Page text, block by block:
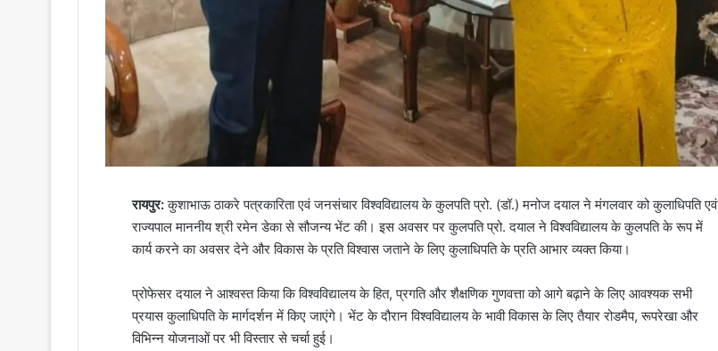
रायपुर:कुशाभाऊ ठाकरे पत्रकारिता एवं जनसंचार विश्वविद्यालय के कुलपति प्रो. (डॉ.) मनोज दयाल ने मंगलवार को कुलाधिपति एवं
राज्यपाल माननीय श्री रमेन डेका से सौजन्य भेंट की। इस अवसर पर कुलपति प्रो. दयाल ने विश्वविद्यालय के कुलपति के रूप में
कार्य करने का अवसर देने और विकास के प्रति विश्वास जताने के लिए कुलाधिपति के प्रति आभार व्यक्त किया।
प्रोफेसर दयाल ने आश्वस्त किया कि विश्वविद्यालय के हित, प्रगति और शैक्षणिक गुणवत्ता को आगे बढ़ाने के लिए आवश्यक सभी
प्रयास कुलाधिपति के मार्गदर्शन में किए जाएंगे। भेंट के दौरान विश्वविद्यालय के भावी विकास के लिए तैयार रोडमैप, रूपरेखा और
विभिन्न योजनाओं पर भी विस्तार से चर्चा हुई।